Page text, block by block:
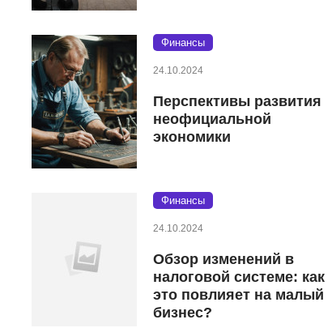
Финансы
24.10.2024
Перспективы развития
неофициальной
экономики
Финансы
24.10.2024
Обзор изменений в
налоговой системе: как
это повлияет на малый
бизнес?